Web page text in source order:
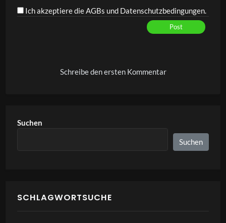
Ich akzeptiere die AGBs und Datenschutzbedingungen.
Post
Schreibe den ersten Kommentar
Suchen
Suchen
SCHLAGWORTSUCHE